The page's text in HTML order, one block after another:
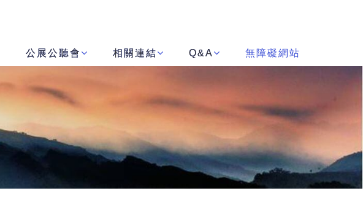
公展公聽會 相關連結 Q&A 無障礙網站